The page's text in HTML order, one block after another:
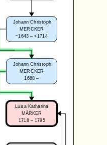
Luisa Katharina
MÄRKER
1718 – 1795
Johann Christoph
MERCKER
1688 –
Johann Christoph
MERCKER
~1643 – <1714